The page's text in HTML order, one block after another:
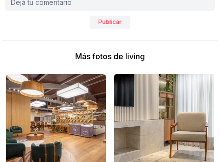
Publicar
Más fotos de living